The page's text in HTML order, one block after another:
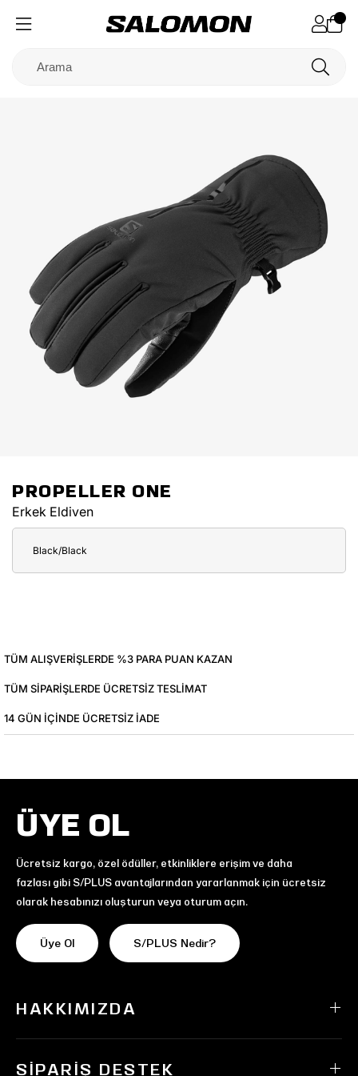
PROPELLER ONE
Erkek Eldiven
Black/Black
TÜM ALIŞVERIŞLERDE %3 PARA PUAN KAZAN
TÜM SIPARIŞLERDE ÜCRETSIZ TESLIMAT
14 GÜN IÇINDE ÜCRETSIZ IADE
ÜYE OL
Ücretsiz kargo, özel ödüller, etkinliklere erişim ve daha
fazlası gibi S/PLUS avantajlarından yararlanmak için ücretsiz
olarak hesabınızı oluşturun veya oturum açın.
Üye Ol S/PLUS Nedir?
HAKKIMIZDA
SIPARIŞ DESTEK